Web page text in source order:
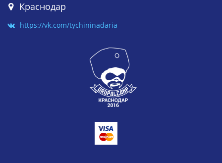
Краснодар
https://vk.com/tychininadaria